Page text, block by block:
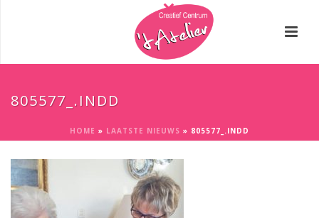
805577_.INDD
HOME » LAATSTE NIEUWS » 805577_.INDD